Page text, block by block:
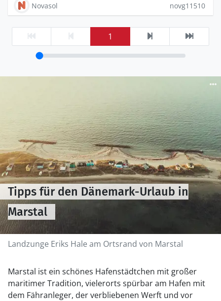
Novasol novg11510
1
Landzunge Eriks Hale am Ortsrand von Marstal
Tipps für den Dänemark-Urlaub in
Marstal
Marstal ist ein schönes Hafenstädtchen mit großer
maritimer Tradition, vielerorts spürbar am Hafen mit
dem Fähranleger, der verbliebenen Werft und vor